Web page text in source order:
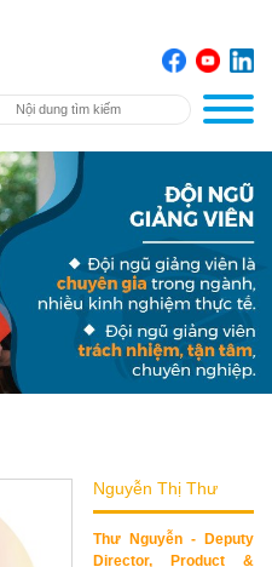
Nguyễn Thị Thư
Thư Nguyễn - Deputy
Director, Product &